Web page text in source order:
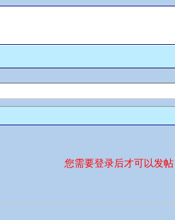
您需要登录后才可以发